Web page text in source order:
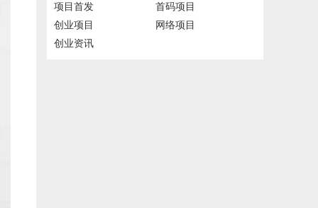
项目首发
首码项目
创业项目
网络项目
创业资讯